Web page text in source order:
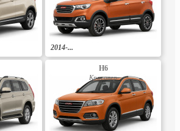
2014-...
H6
Кросовер